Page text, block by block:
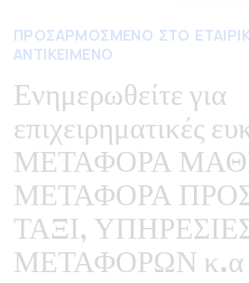
ΠΡΟΣΑΡΜΟΣΜΕΝΟ ΣΤΟ
ΑΝΤΙΚΕΙΜΕΝΟ
Ενημερωθείτε για
επιχειρηματικές
ΜΕΤΑΦΟΡΑ
ΜΕΤΑΦΟΡΑ
ΤΑΞΙ,
ΜΕΤΑΦΟΡΩΝ κ.α